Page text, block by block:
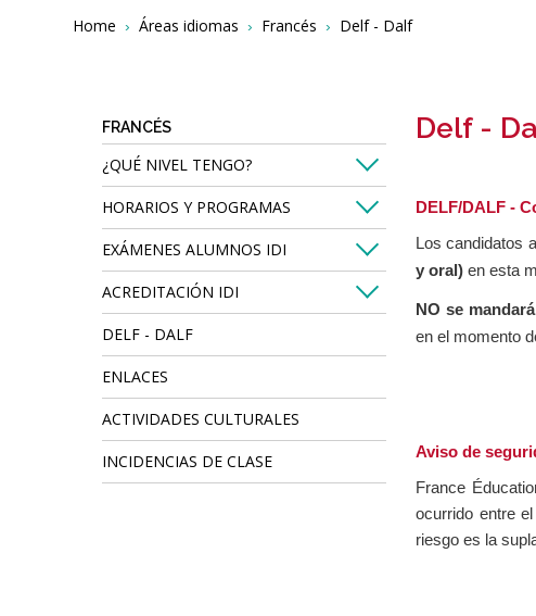
Breadcrumbs
You
Home Áreas idiomas Francés Delf - Dalf
Delf -
DELF/DALF -
Los candidatos
y oral)en esta
NO se
en el momento
Aviso de
France
ocurrido entre
riesgo es la
FRANCÉS
¿QUÉ NIVEL TENGO?
HORARIOS Y PROGRAMAS
EXÁMENES ALUMNOS IDI
ACREDITACIÓN IDI
DELF - DALF
ENLACES
ACTIVIDADES CULTURALES
INCIDENCIAS DE CLASE